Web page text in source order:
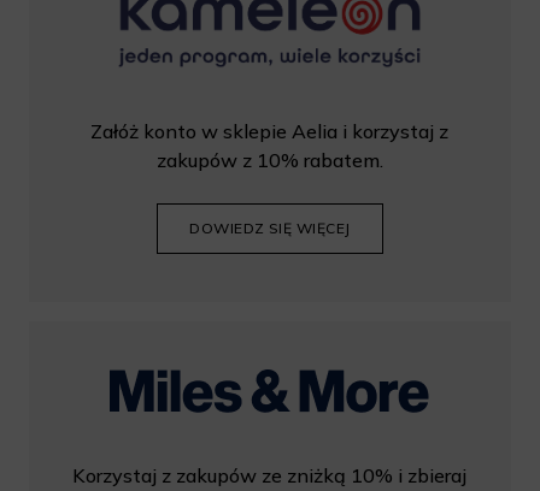
Załóż konto w sklepie Aelia i korzystaj z
zakupów z 10% rabatem.
DOWIEDZ SIĘ WIĘCEJ
Korzystaj z zakupów ze zniżką 10% i zbieraj